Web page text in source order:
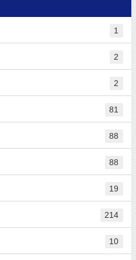
1
2
2
81
88
88
19
214
10